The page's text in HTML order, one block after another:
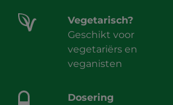
Vegetarisch?
Geschikt voor
vegetariërs en
veganisten
Dosering